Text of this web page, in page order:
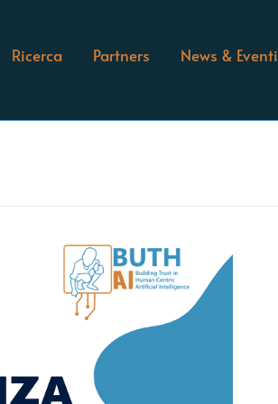
Ricerca Partners News & Eventi